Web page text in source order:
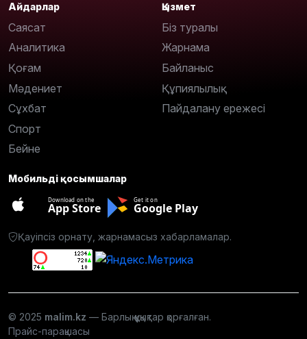
Айдарлар
Саясат
Аналитика
Қоғам
Мәдениет
Сұхбат
Спорт
Бейне
Қызмет
Біз туралы
Жарнама
Байланыс
Құпиялылық
Пайдалану ережесі
Мобильді қосымшалар
Download on the
App Store
Get it on
Google Play
Қауіпсіз орнату, жарнамасыз хабарламалар.
© 2025 malim.kz — Барлық құқықтар қорғалған.
Прайс-парақшасы